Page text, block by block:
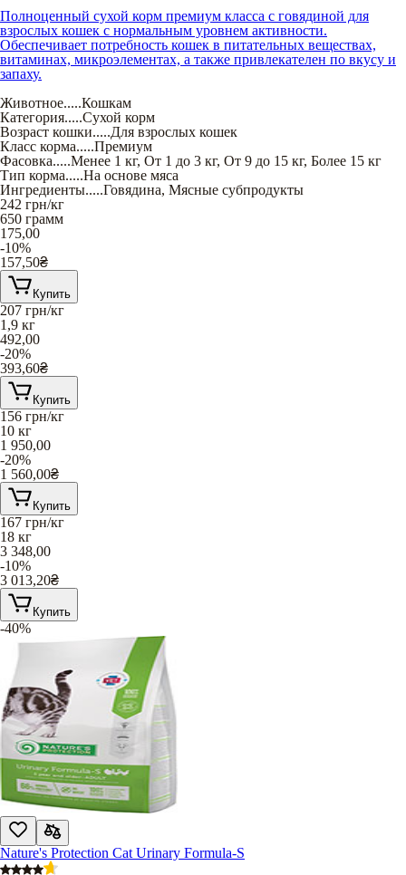
Полноценный сухой корм премиум класса с говядиной для
взрослых кошек с нормальным уровнем активности.
Обеспечивает потребность кошек в питательных веществах,
витаминах, микроэлементах, а также привлекателен по вкусу и
запаху.
Животное.....Кошкам
Категория.....Сухой корм
Возраст кошки.....Для взрослых кошек
Класс корма.....Премиум
Фасовка.....Менее 1 кг, От 1 до 3 кг, От 9 до 15 кг, Более 15 кг
Тип корма.....На основе мяса
Ингредиенты.....Говядина, Мясные субпродукты
242 грн/кг
650 грамм
175,00
-10%
157,50₴
Купить
207 грн/кг
1,9 кг
492,00
-20%
393,60₴
Купить
156 грн/кг
10 кг
1 950,00
-20%
1 560,00₴
Купить
167 грн/кг
18 кг
3 348,00
-10%
3 013,20₴
Купить
-40%
Nature's Protection Cat Urinary Formula-S